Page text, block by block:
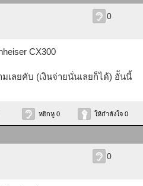
0
CX300
เลยคับ (เงินจ่ายนั่นเลยก็ได้) อัันนี้
หยิกหู 0 ให้กำลังใจ 0
0